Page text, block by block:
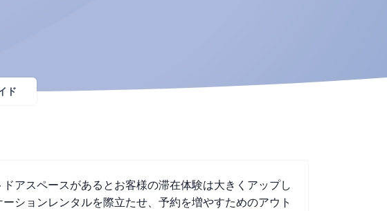
ド
アスペースがあるとお客様の滞在体験は大きくアップし
ションレンタルを際立たせ、予約を増やすためのアウト